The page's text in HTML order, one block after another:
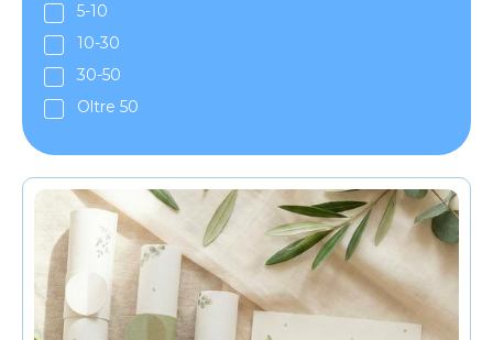
5-10
10-30
30-50
Oltre 50